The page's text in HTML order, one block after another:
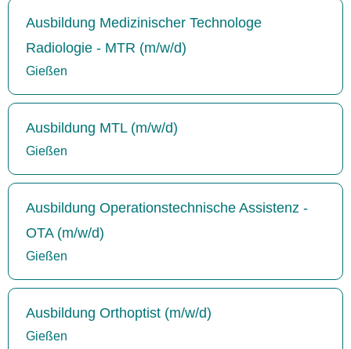
Ausbildung Medizinischer Technologe
Radiologie - MTR (m/w/d)
Gießen
Ausbildung MTL (m/w/d)
Gießen
Ausbildung Operationstechnische Assistenz -
OTA (m/w/d)
Gießen
Ausbildung Orthoptist (m/w/d)
Gießen